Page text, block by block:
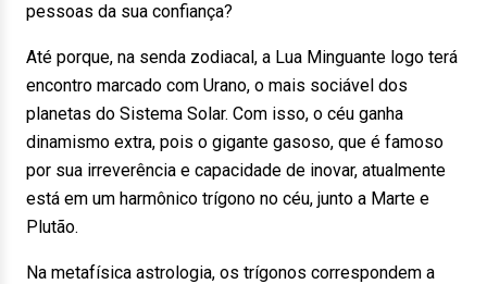
pessoas da sua confiança?
Até porque, na senda zodiacal, a Lua Minguante logo terá
encontro marcado com Urano, o mais sociável dos
planetas do Sistema Solar. Com isso, o céu ganha
dinamismo extra, pois o gigante gasoso, que é famoso
por sua irreverência e capacidade de inovar, atualmente
está em um harmônico trígono no céu, junto a Marte e
Plutão.
Na metafísica astrologia, os trígonos correspondem a